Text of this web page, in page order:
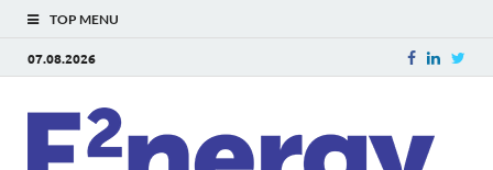
TOP MENU
07.08.2026